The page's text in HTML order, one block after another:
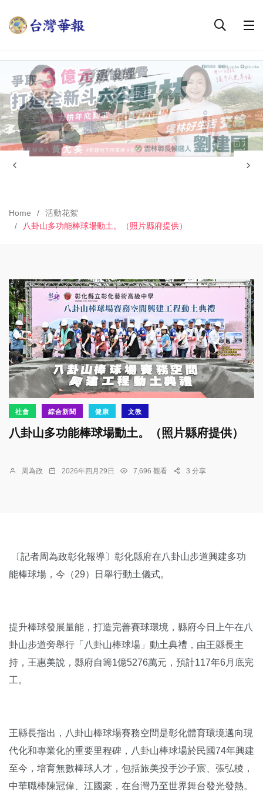
Home
活動花絮
八卦山多功能棒球場動土。（照片縣府提供）
社會 綜合新聞 健康 文教
八卦山多功能棒球場動土。（照片縣府提供）
周為政 2026年四月29日 7,696 觀看 3 分享
〔記者周為政彰化報導〕彰化縣府在八卦山步道興建多功
能棒球場，今（29）日舉行動土儀式。
提升棒球發展量能，打造完善賽球環境，縣府今日上午在八
卦山步道旁舉行「八卦山棒球場」動土典禮，由王縣長主
持，王惠美說，縣府自籌1億5276萬元，預計117年6月底完
工。
王縣長指出，八卦山棒球場賽務空間是彰化體育環境邁向現
代化和專業化的重要里程碑，八卦山棒球場於民國74年興建
至今，培育無數棒球人才，包括旅美投手沙子宸、張弘稜，
中華職棒陳冠偉、江國豪，在台灣乃至世界舞台發光發熱。